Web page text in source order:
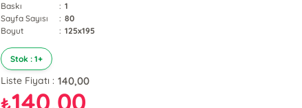
Baskı
: 1
Sayfa Sayısı
: 80
Boyut
: 125x195
Stok : 1+
Liste Fiyatı : 140,00
₺140,00